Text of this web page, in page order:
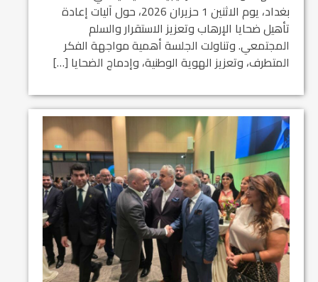
بغداد، يوم الاثنين 1 حزيران 2026، حول آليات إعادة
تأهيل ضحايا الإرهاب وتعزيز الاستقرار والسلم
المجتمعي. وتناولت الجلسة أهمية مواجهة الفكر
المتطرف، وتعزيز الهوية الوطنية، وإدماج الضحايا […]